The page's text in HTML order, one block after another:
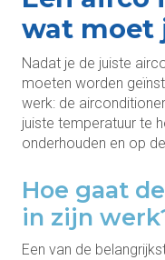
wat moet
Nadat je de juiste
moeten worden
werk: de
juiste temperatuur te
onderhouden en op
Hoe gaat
in zijn
Een van de